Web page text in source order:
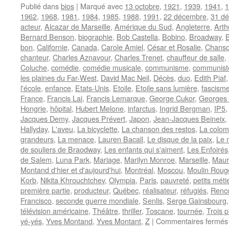
Publié dansbios | Marqué avec 13 octobre, 1921, 1939, 1941,
1962, 1968, 1981, 1984, 1985, 1988, 1991, 22 décembre, 31
acteur, Alcazar de Marseille, Amérique du Sud, Angleterre,
Bernard Benson, biographie, Bob Castella, Bobino, Broadway,
bon, Californie, Canada, Carole Amiel, César et Rosalie,
chanteur, Charles Aznavour, Charles Trenet, chauffeur de salle,
Coluche, comédie, comédie musicale, communisme,
les plaines du Far-West, David Mac Neil, Décès, duo, Edith Piaf
l'école, enfance, Etats-Unis, Etoile, Etoile sans lumière,
France, Francis Lai, Francis Lemarque, George Cukor,
Hongrie, hôpital, Hubert Melone, infarctus, Ingrid Bergman, IP5,
Jacques Demy, Jacques Prévert, Japon, Jean-Jacques Beineix,
Hallyday, L'aveu, La bicyclette, La chanson des restos, La
grandeurs, La menace, Lauren Bacall, Le disque de la paix, Le
de souliers de Braodway, Les enfants qui s'aiment, Les Enfoirés
de Salem, Luna Park, Mariage, Marilyn Monroe, Marseille,
Montand d'hier et d'aujourd'hui, Montréal, Moscou, Moulin
Korb, Nikita Khrouchtchev, Olympia, Paris, pauvreté, petits
première partie, producteur, Québec, réalisateur, réfugiés,
Francisco, seconde guerre mondiale, Senlis, Serge Gainsbourg
télévision américaine, Théâtre, thriller, Toscane, tournée, Trois
yé-yés, Yves Montand, Yves Montant, Z | Commentaires fermés